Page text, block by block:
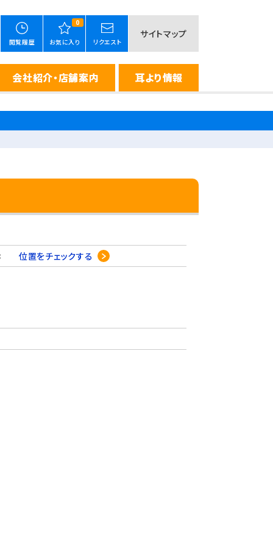
閲覧履歴
0
お気に入り リクエスト
サイトマップ
会社紹介・店舗案内 耳より情報
8 位置をチェックする